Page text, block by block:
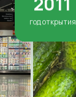
год открытия